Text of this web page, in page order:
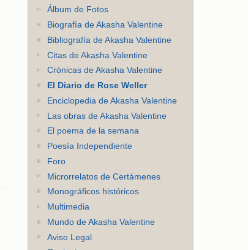
Álbum de Fotos
Biografía de Akasha Valentine
Bibliografía de Akasha Valentine
Citas de Akasha Valentine
Crónicas de Akasha Valentine
El Diario de Rose Weller
Enciclopedia de Akasha Valentine
Las obras de Akasha Valentine
El poema de la semana
Poesía Independiente
Foro
Microrrelatos de Certámenes
Monográficos históricos
Multimedia
Mundo de Akasha Valentine
Aviso Legal